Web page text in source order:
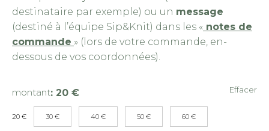
destinataire par exemple) ou un message
(destiné à l’équipe Sip&Knit) dans les « notes de
commande » (lors de votre commande, en-
dessous de vos coordonnées).
montant: 20 €
20 € 30 € 40 € 50 € 60 €
Effacer